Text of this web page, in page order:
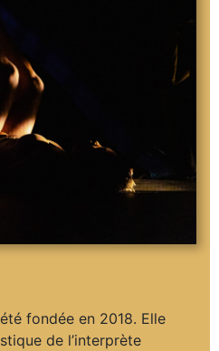
fondée en 2018. Elle
de l’interprète